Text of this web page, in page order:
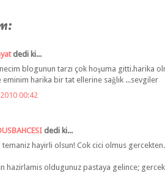
dedi ki...
blogunun tarzı çok hoşuma gitti.harika
eminim harika bir tat ellerine sağlık ...sevgiler
00:42
dedi ki...
temaniz hayirli olsun! Cok cici olmus gercekten.
hazirlamis oldugunuz pastaya gelince;